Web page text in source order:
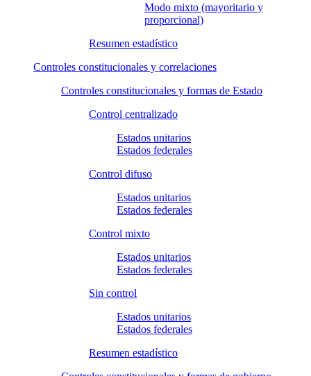
Modo mixto (mayoritario y
proporcional)
Resumen estadístico
Controles constitucionales y correlaciones
Controles constitucionales y formas de Estado
Control centralizado
Estados unitarios
Estados federales
Control difuso
Estados unitarios
Estados federales
Control mixto
Estados unitarios
Estados federales
Sin control
Estados unitarios
Estados federales
Resumen estadístico